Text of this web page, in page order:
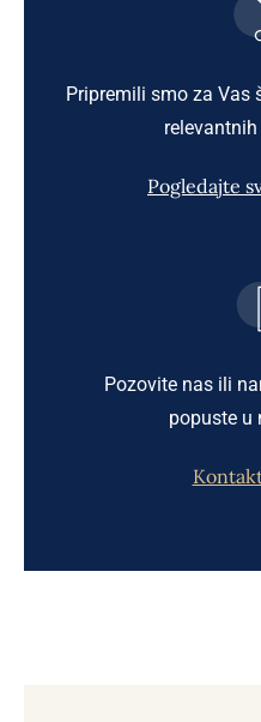
Pripremili smo za Vas
Pogledajte
Pozovite nas ili
popuste u